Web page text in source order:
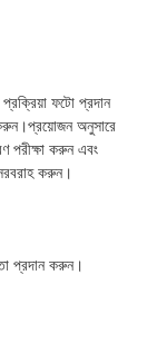
প্রক্রিয়া ফটো প্রদান
অনুসারে
পরীক্ষা করুন এবং
করুন।
প্রদান করুন।